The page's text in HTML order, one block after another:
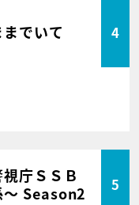
でいて 4
庁ＳＳＢ
～ Season2
5